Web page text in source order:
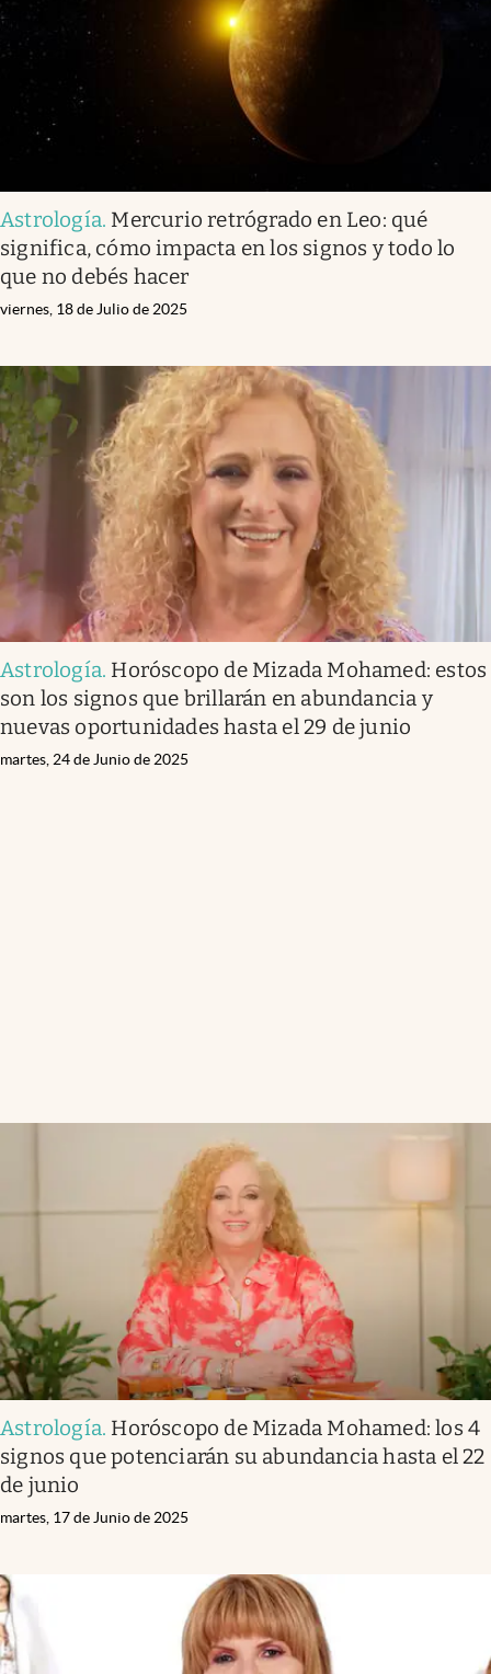
Astrología. Mercurio retrógrado en Leo: qué
significa, cómo impacta en los signos y todo lo
que no debés hacer
viernes, 18 de Julio de 2025
Astrología. Horóscopo de Mizada Mohamed: estos
son los signos que brillarán en abundancia y
nuevas oportunidades hasta el 29 de junio
martes, 24 de Junio de 2025
Astrología. Horóscopo de Mizada Mohamed: los 4
signos que potenciarán su abundancia hasta el 22
de junio
martes, 17 de Junio de 2025